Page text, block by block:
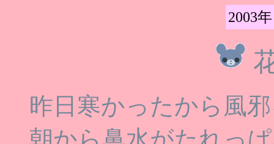
2003
昨日寒かったから風